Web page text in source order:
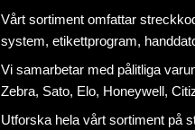
Vårt sortiment omfattar
system, etikettprogram,
Vi samarbetar med pålitliga
Zebra, Sato, Elo, Honeywell,
Utforska hela vårt sortiment på